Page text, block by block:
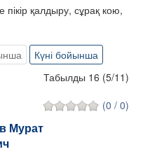
қалдыру, сұрақ кою,
Күні бойынша
Табылды 16 (5/11)
(0 / 0)